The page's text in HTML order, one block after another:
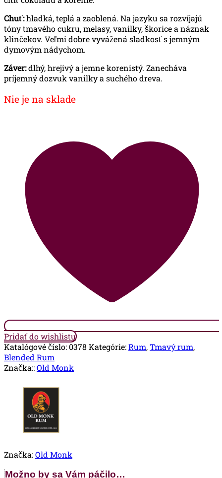
Chuť:hladká, teplá a zaoblená. Na jazyku sa rozvíjajú
tóny tmavého cukru, melasy, vanilky, škorice a náznak
klinčekov. Veľmi dobre vyvážená sladkosť s jemným
dymovým nádychom.
Záver:dlhý, hrejivý a jemne korenistý. Zanecháva
príjemný dozvuk vanilky a suchého dreva.
Nie je na sklade
Pridať do wishlistu
Katalógové číslo: 0378 Kategórie:Rum,Tmavý rum,
Blended Rum
Značka::Old Monk
Značka:Old Monk
Možno by sa Vám páčilo…